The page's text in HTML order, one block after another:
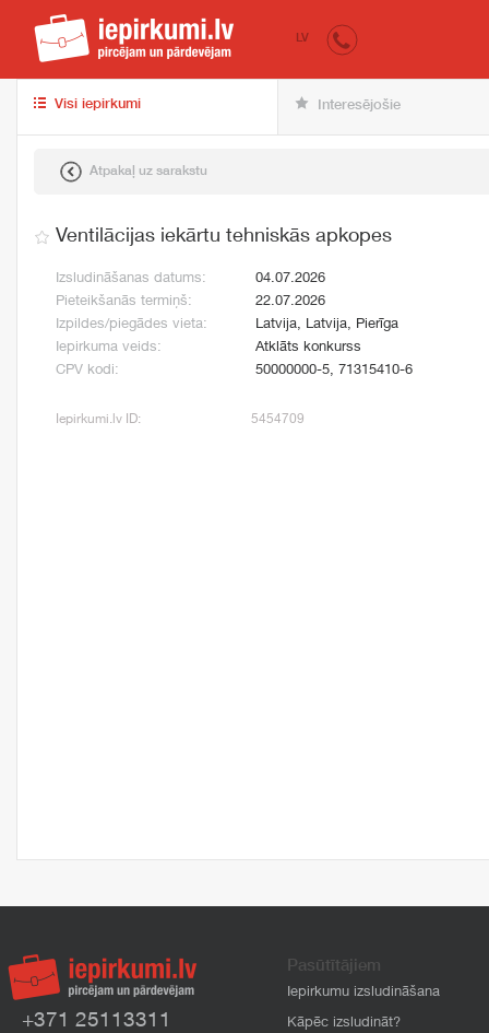
iepirkumi.lv
LV
Visi iepirkumi Interesējošie
Atpakaļ uz sarakstu
Ventilācijas iekārtu tehniskās apkopes
Izsludināšanas datums:
04.07.2026
Pieteikšanās termiņš:
22.07.2026
Izpildes/piegādes vieta:
Latvija, Latvija, Pierīga
Iepirkuma veids:
Atklāts konkurss
CPV kodi:
50000000-5, 71315410-6
Iepirkumi.lv ID: 5454709
+371 25113311
Pasūtītājiem
Iepirkumu izsludināšana
Kāpēc izsludināt?